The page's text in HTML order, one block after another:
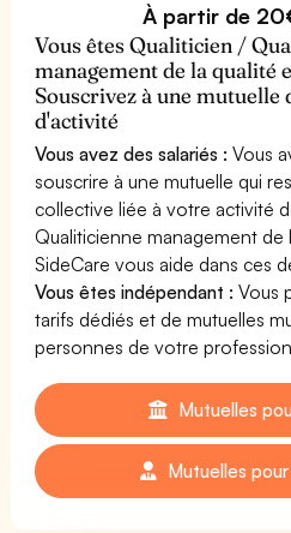
À partir de
Vous êtes Qualiticien /
management de la qualité
Souscrivez à une mutuelle
d'activité
Vous avez des salariés : Vous
souscrire à une mutuelle qui
collective liée à votre activité
Qualiticienne management de
SideCare vous aide dans ces
Vous êtes indépendant : Vous
tarifs dédiés et de mutuelles
personnes de votre profession
Mutuelles
Mutuelles